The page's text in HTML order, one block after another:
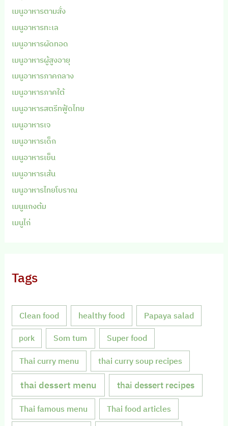
เมนูอาหารตามสั่ง
เมนูอาหารทะเล
เมนูอาหารผัดทอด
เมนูอาหารผู้สูงอายุ
เมนูอาหารภาคกลาง
เมนูอาหารภาคใต้
เมนูอาหารสตรีทฟู้ดไทย
เมนูอาหารเจ
เมนูอาหารเด็ก
เมนูอาหารเย็น
เมนูอาหารเส้น
เมนูอาหารไทยโบราณ
เมนูแกงต้ม
เมนูไก่
Tags
Clean food healthy food Papaya salad
pork Som tum Super food
Thai curry menu thai curry soup recipes
thai dessert menu thai dessert recipes
Thai famous menu Thai food articles